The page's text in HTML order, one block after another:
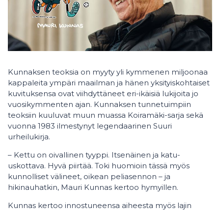
Kunnaksen teoksia on myyty yli kymmenen miljoonaa
kappaleita ympäri maailman ja hänen yksityiskohtaiset
kuvituksensa ovat viihdyttäneet eri-ikäisiä lukijoita jo
vuosikymmenten ajan. Kunnaksen tunnetuimpiin
teoksiin kuuluvat muun muassa Koiramäki-sarja sekä
vuonna 1983 ilmestynyt legendaarinen Suuri
urheilukirja.
– Kettu on oivallinen tyyppi. Itsenäinen ja katu-
uskottava. Hyvä piirtää. Toki huomioin tässä myös
kunnolliset välineet, oikean peliasennon – ja
hikinauhatkin, Mauri Kunnas kertoo hymyillen.
Kunnas kertoo innostuneensa aiheesta myös lajin